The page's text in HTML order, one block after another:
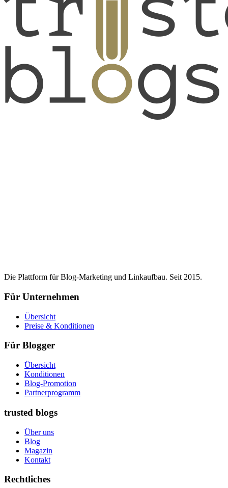
Die Plattform für Blog-Marketing und Linkaufbau. Seit 2015.
Für Unternehmen
Übersicht
Preise & Konditionen
Für Blogger
Übersicht
Konditionen
Blog-Promotion
Partnerprogramm
trusted blogs
Über uns
Blog
Magazin
Kontakt
Rechtliches